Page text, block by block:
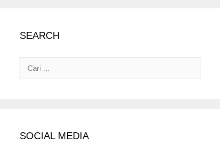
SEARCH
Cari
untuk:
SOCIAL MEDIA